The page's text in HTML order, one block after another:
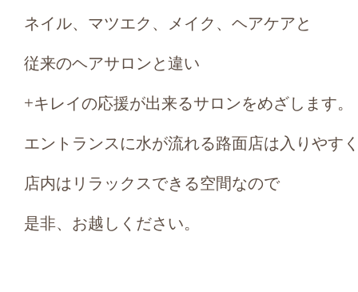
ネイル、マツエク、メイク、ヘアケアと
従来のヘアサロンと違い
+キレイの応援が出来るサロンをめざします。
エントランスに水が流れる路面店は入りやす
店内はリラックスできる空間なので
是非、お越しください。